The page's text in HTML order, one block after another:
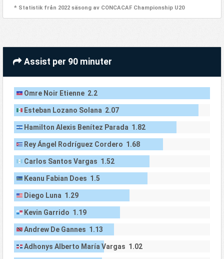
* Statistik från 2022 säsong av CONCACAF Championship U20
Assist per 90 minuter
Omre Noir Etienne 2.2
Esteban Lozano Solana 2.07
Hamilton Alexis Benítez Parada 1.82
Rey Ángel Rodríguez Cordero 1.68
Carlos Santos Vargas 1.52
Keanu Fabian Does 1.5
Diego Luna 1.29
Kevin Garrido 1.19
Andrew De Gannes 1.13
Adhonys Alberto María Vargas 1.02